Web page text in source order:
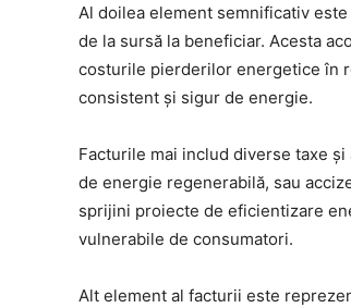
Al doilea element semnificativ
de la sursă la beneficiar. Acesta
costurile pierderilor energetice în
consistent și sigur de energie.
Facturile mai includ diverse taxe
de energie regenerabilă, sau
sprijini proiecte de eficientizare
vulnerabile de consumatori.
Alt element al facturii este